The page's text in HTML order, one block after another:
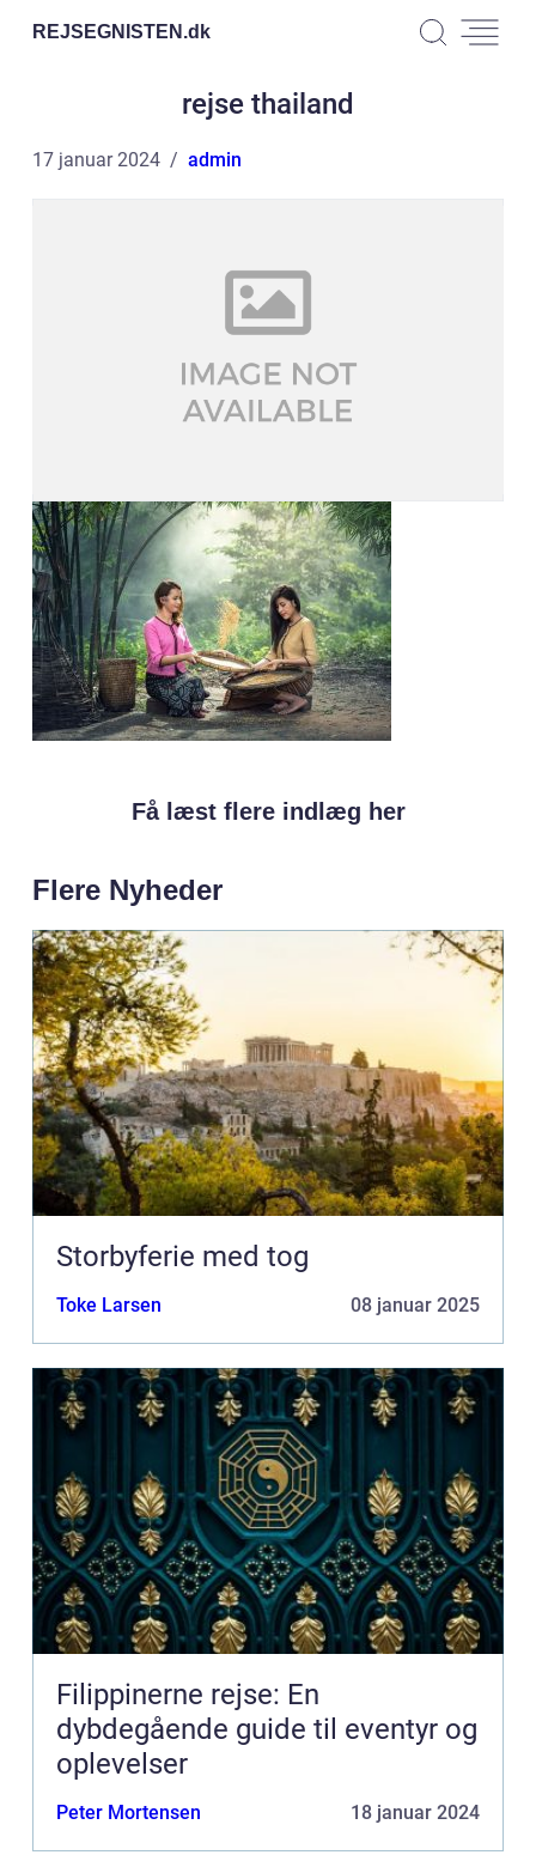
REJSEGNISTEN.dk
rejse thailand
17 januar 2024 admin
Få læst flere indlæg her
Flere Nyheder
Storbyferie med tog
Toke Larsen 08 januar 2025
Filippinerne rejse: En
dybdegående guide til eventyr og
oplevelser
Peter Mortensen 18 januar 2024